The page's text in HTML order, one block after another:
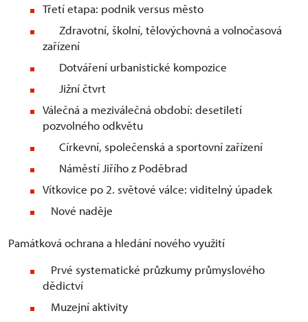
Třetí etapa: podnik versus město
Zdravotní, školní, tělovýchovná a volnočasová
zařízení
Dotváření urbanistické kompozice
Jižní čtvrt
Válečná a meziválečná období: desetiletí
pozvolného odkvětu
Církevní, společenská a sportovní zařízení
Náměstí Jiřího z Poděbrad
Vítkovice po 2. světové válce: viditelný úpadek
Nové naděje
Památková ochrana a hledání nového využití
Prvé systematické průzkumy průmyslového
dědictví
Muzejní aktivity